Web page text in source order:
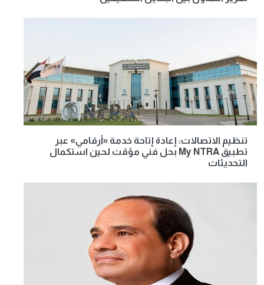
تنظيم الاتصالات: إعادة إتاحة خدمة «أرقامي» عبر
تطبيق My NTRA بحل فني مؤقت لحين استكمال
التحديثات